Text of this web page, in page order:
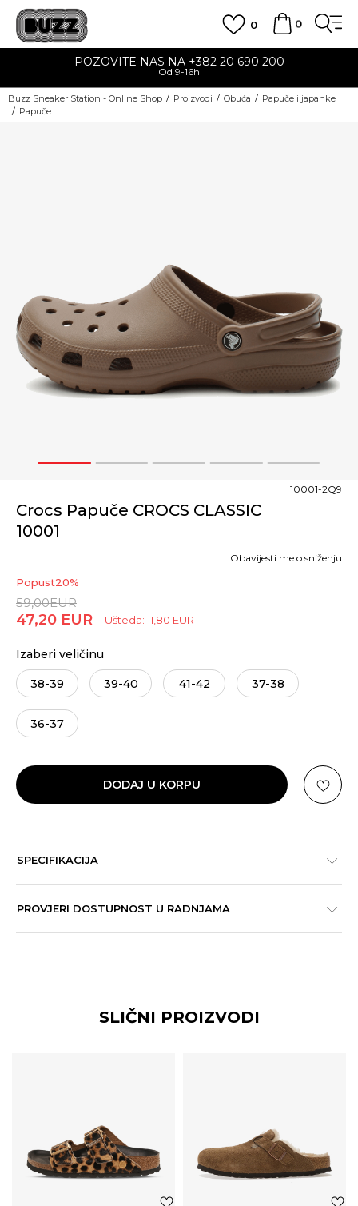
0
0
POZOVITE NAS NA +382 20 690 200
Od 9-16h
Buzz Sneaker Station - Online Shop Proizvodi Obuća
Papuče i japanke
Papuče
1 2 3 4 5
Crocs Papuče CROCS CLASSIC
10001
10001-2Q9
Popust20%
59,00EUR
47,20 EUR Ušteda: 11,80 EUR
Obavijesti me o sniženju
Izaberi veličinu
38-39 39-40 41-42 37-38
36-37
DODAJ U KORPU
SPECIFIKACIJA
PROVJERI DOSTUPNOST U RADNJAMA
SLIČNI PROIZVODI